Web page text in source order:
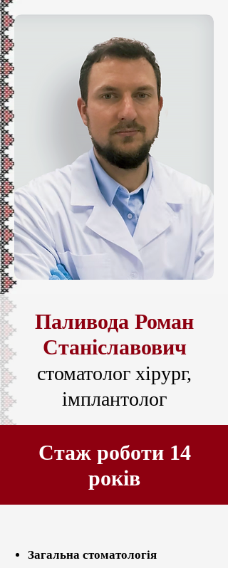
Паливода Роман
Станіславович
стоматолог хірург,
імплантолог
Стаж роботи 14
років
Загальна стоматологія